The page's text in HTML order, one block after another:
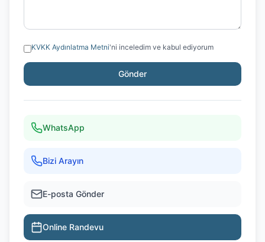
KVKK Aydınlatma Metni'ni inceledim ve kabul ediyorum
Gönder
WhatsApp
Bizi Arayın
E-posta Gönder
Online Randevu